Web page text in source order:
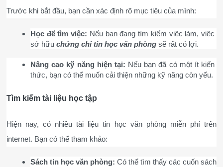
Trước khi bắt đầu, bạn cần xác định rõ mục tiêu của mình:
Học để tìm việc: Nếu bạn đang tìm kiếm việc làm, việc
sở hữu chứng chỉ tin học văn phòng sẽ rất có lợi.
Nâng cao kỹ năng hiện tại: Nếu bạn đã có một ít kiến
thức, bạn có thể muốn cải thiện những kỹ năng còn yếu.
Tìm kiếm tài liệu học tập
Hiện nay, có nhiều tài liệu tin học văn phòng miễn phí trên
internet. Bạn có thể tham khảo:
Sách tin học văn phòng: Có thể tìm thấy các cuốn sách